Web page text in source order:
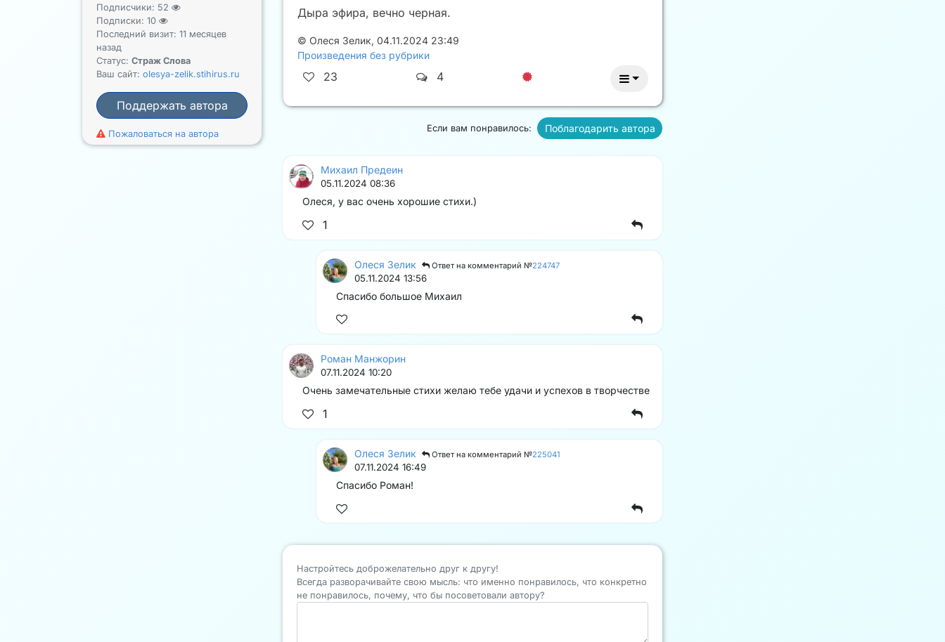
Подписчики: 52
Подписки: 10
Последний визит: 11 месяцев
назад
Статус: Страж Слова
Ваш сайт: olesya-zelik.stihirus.ru
Поддержать автора
Пожаловаться на автора
Дыра эфира, вечно черная.
© Олеся Зелик, 04.11.2024 23:49
Произведения без рубрики
23 4
Если вам понравилось: Поблагодарить автора
Михаил Предеин
05.11.2024 08:36
Олеся, у вас очень хорошие стихи.)
1
Олеся Зелик Ответ на комментарий №224747
05.11.2024 13:56
Спасибо большое Михаил
Роман Манжорин
07.11.2024 10:20
Очень замечательные стихи желаю тебе удачи и успехов в творчестве
1
Олеся Зелик Ответ на комментарий №225041
07.11.2024 16:49
Спасибо Роман!
Настройтесь доброжелательно друг к другу!
Всегда разворачивайте свою мысль: что именно понравилось, что конкретно
не понравилось, почему, что бы посоветовали автору?